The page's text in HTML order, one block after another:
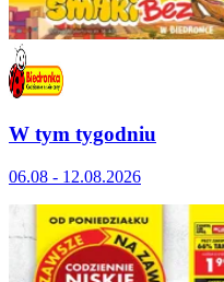
W tym tygodniu
06.08 - 12.08.2026